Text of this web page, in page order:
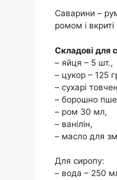
Саварини –
ромом і
Складові для
– яйця – 5 шт.,
– цукор – 125
– сухарі
– борошно
– ром 30 мл,
– ванілін,
– масло для
Для сиропу:
– вода – 250